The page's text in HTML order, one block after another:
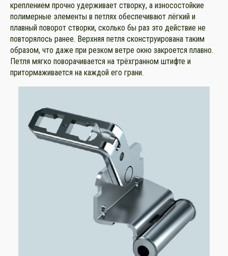
креплением прочно удерживает створку, а износостойкие
полимерные элементы в петлях обеспечивают лёгкий и
плавный поворот створки, сколько бы раз это действие не
повторялось ранее. Верхняя петля сконструирована таким
образом, что даже при резком ветре окно закроется плавно.
Петля мягко поворачивается на трёхгранном штифте и
притормаживается на каждой его грани.